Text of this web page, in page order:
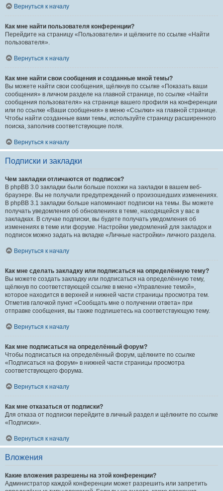
Вернуться к началу
Как мне найти пользователя конференции?
Перейдите на страницу «Пользователи» и щёлкните по ссылке «Найти
пользователя».
Вернуться к началу
Как мне найти свои сообщения и созданные мной темы?
Вы можете найти свои сообщения, щёлкнув по ссылке «Показать ваши
сообщения» в личном разделе на главной странице, по ссылке «Найти
сообщения пользователя» на странице вашего профиля на конференции
или по ссылке «Ваши сообщения» в меню «Ссылки» на главной странице.
Чтобы найти созданные вами темы, используйте страницу расширенного
поиска, заполнив соответствующие поля.
Вернуться к началу
Подписки и закладки
Чем закладки отличаются от подписок?
В phpBB 3.0 закладки были больше похожи на закладки в вашем веб-
браузере. Вы не получали предупреждений о произошедших изменениях.
В phpBB 3.1 закладки больше напоминают подписки на темы. Вы можете
получать уведомления об обновлениях в теме, находящейся у вас в
закладках. В случае подписки, вы будете получать уведомления об
изменениях в теме или форуме. Настройки уведомлений для закладок и
подписок можно задать на вкладке «Личные настройки» личного раздела.
Вернуться к началу
Как мне сделать закладку или подписаться на определённую тему?
Вы можете создать закладку или подписаться на определённую тему,
щёлкнув по соответствующей ссылке в меню «Управление темой»,
которое находится в верхней и нижней части страницы просмотра тем.
Отметив галочкой пункт «Сообщать мне о получении ответа» при
отправке сообщения, вы также подпишетесь на соответствующую тему.
Вернуться к началу
Как мне подписаться на определённый форум?
Чтобы подписаться на определённый форум, щёлкните по ссылке
«Подписаться на форум» в нижней части страницы просмотра
соответствующего форума.
Вернуться к началу
Как мне отказаться от подписки?
Для отказа от подписки перейдите в личный раздел и щёлкните по ссылке
«Подписки».
Вернуться к началу
Вложения
Какие вложения разрешены на этой конференции?
Администратор каждой конференции может разрешить или запретить